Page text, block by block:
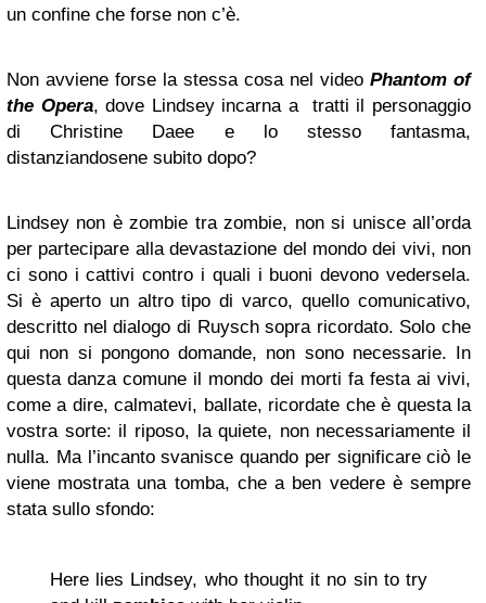
un confine che forse non c’è.
Non avviene forse la stessa cosa nel video Phantom of
the Opera, dove Lindsey incarna a tratti il personaggio
di Christine Daee e lo stesso fantasma,
distanziandosene subito dopo?
Lindsey non è zombie tra zombie, non si unisce all’orda
per partecipare alla devastazione del mondo dei vivi, non
ci sono i cattivi contro i quali i buoni devono vedersela.
Si è aperto un altro tipo di varco, quello comunicativo,
descritto nel dialogo di Ruysch sopra ricordato. Solo che
qui non si pongono domande, non sono necessarie. In
questa danza comune il mondo dei morti fa festa ai vivi,
come a dire, calmatevi, ballate, ricordate che è questa la
vostra sorte: il riposo, la quiete, non necessariamente il
nulla. Ma l’incanto svanisce quando per significare ciò le
viene mostrata una tomba, che a ben vedere è sempre
stata sullo sfondo:
Here lies Lindsey, who thought it no sin to try